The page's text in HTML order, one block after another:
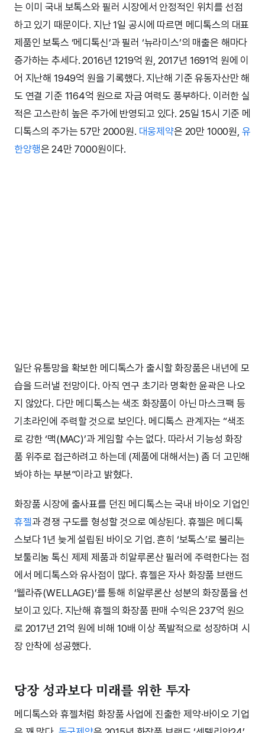
는 이미 국내 보톡스와 필러 시장에서 안정적인 위치를 선점
하고 있기 때문이다. 지난 1일 공시에 따르면 메디톡스의 대표
제품인 보톡스 ‘메디톡신’과 필러 ‘뉴라미스’의 매출은 해마다
증가하는 추세다. 2016년 1219억 원, 2017년 1691억 원에 이
어 지난해 1949억 원을 기록했다. 지난해 기준 유동자산만 해
도 연결 기준 1164억 원으로 자금 여력도 풍부하다. 이러한 실
적은 고스란히 높은 주가에 반영되고 있다. 25일 15시 기준 메
디톡스의 주가는 57만 2000원. 대웅제약은 20만 1000원, 유
한양행은 24만 7000원이다.
일단 유통망을 확보한 메디톡스가 출시할 화장품은 내년에 모
습을 드러낼 전망이다. 아직 연구 초기라 명확한 윤곽은 나오
지 않았다. 다만 메디톡스는 색조 화장품이 아닌 마스크팩 등
기초라인에 주력할 것으로 보인다. 메디톡스 관계자는 “색조
로 강한 ‘맥(MAC)’과 게임할 수는 없다. 따라서 기능성 화장
품 위주로 접근하려고 하는데 (제품에 대해서는) 좀 더 고민해
봐야 하는 부분”이라고 밝혔다.
화장품 시장에 출사표를 던진 메디톡스는 국내 바이오 기업인
휴젤과 경쟁 구도를 형성할 것으로 예상된다. 휴젤은 메디톡
스보다 1년 늦게 설립된 바이오 기업. 흔히 ‘보톡스’로 불리는
보툴리눔 톡신 제제 제품과 히알루론산 필러에 주력한다는 점
에서 메디톡스와 유사점이 많다. 휴젤은 자사 화장품 브랜드
‘웰라쥬(WELLAGE)’를 통해 히알루론산 성분의 화장품을 선
보이고 있다. 지난해 휴젤의 화장품 판매 수익은 237억 원으
로 2017년 21억 원에 비해 10배 이상 폭발적으로 성장하며 시
장 안착에 성공했다.
당장 성과보다 미래를 위한 투자
메디톡스와 휴젤처럼 화장품 사업에 진출한 제약·바이오 기업